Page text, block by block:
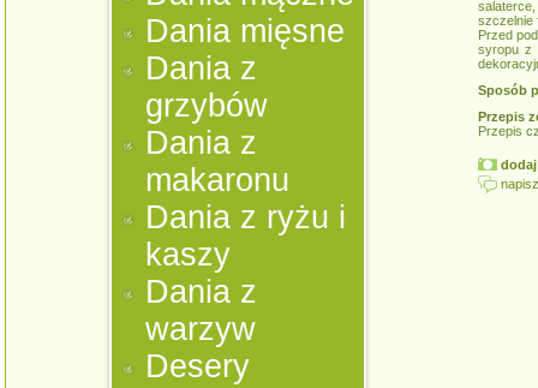
Dania mięsne
Dania z
grzybów
Dania z
makaronu
Dania z ryżu i
kaszy
Dania z
warzyw
Desery
szczelnie
Przed
syropu z
Sposób
Przepis
Przepis